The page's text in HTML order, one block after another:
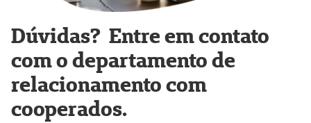
Dúvidas? Entre em contato
com o departamento de
relacionamento com
cooperados.